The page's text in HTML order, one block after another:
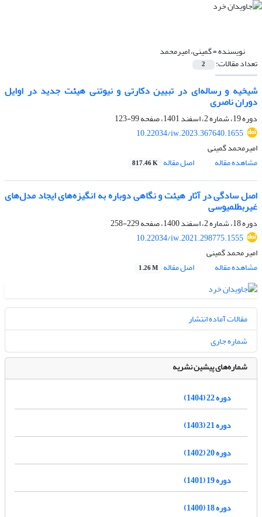
نویسنده =گمینی، امیرمحمد
تعداد مقالات: 2
شیخیه و رساله‌ای در تبیین دکارتی و نیوتنی هیئت جدید در اوایل
دوران ناصری
دوره 19، شماره 2، اسفند 1401، صفحه
99-123
10.22034/iw.2023.367640.1655
امیرمحمد گمینی
مشاهده مقاله
اصل مقاله 817.46 K
اصل سادگی در آثار هیئت و نگاهی دوباره به انگیزه‌های ایجاد مدل‌های
غیربطلمیوسی
دوره 18، شماره 2، اسفند 1400، صفحه
229-258
10.22034/iw.2021.298775.1555
امیر محمد گمینی
مشاهده مقاله
اصل مقاله 1.26 M
مقالات آماده انتشار
شماره جاری
شماره‌های پیشین نشریه
دوره 22 (1404)
دوره 21 (1403)
دوره 20 (1402)
دوره 19 (1401)
دوره 18 (1400)